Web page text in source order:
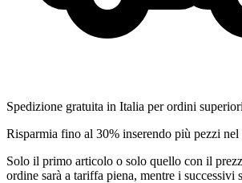
Spedizione gratuita in Italia per ordini
Risparmia fino al 30% inserendo più pezzi
Solo il primo articolo o solo quello con il
ordine sarà a tariffa piena, mentre i successivi